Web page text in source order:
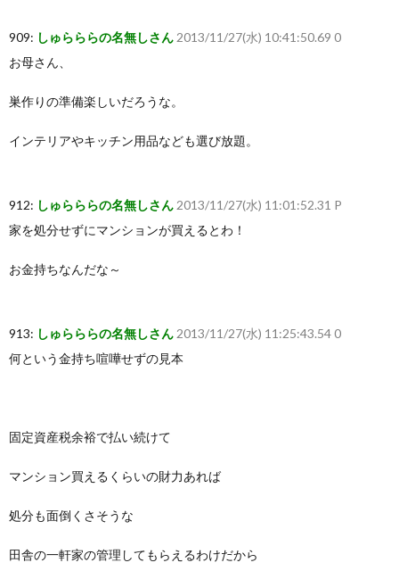
909: しゅらららの名無しさん 2013/11/27(水) 10:41:50.69 0
お母さん、
巣作りの準備楽しいだろうな。
インテリアやキッチン用品なども選び放題。
912: しゅらららの名無しさん 2013/11/27(水) 11:01:52.31 P
家を処分せずにマンションが買えるとわ！
お金持ちなんだな～
913: しゅらららの名無しさん 2013/11/27(水) 11:25:43.54 0
何という金持ち喧嘩せずの見本
固定資産税余裕で払い続けて
マンション買えるくらいの財力あれば
処分も面倒くさそうな
田舎の一軒家の管理してもらえるわけだから